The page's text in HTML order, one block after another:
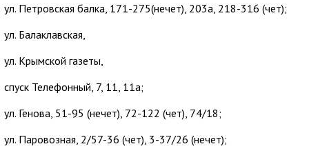
ул. Петровская балка, 171-275(нечет), 203а, 218-316 (чет);
ул. Балаклавская,
ул. Крымской газеты,
спуск Телефонный, 7, 11, 11а;
ул. Генова, 51-95 (нечет), 72-122 (чет), 74/18;
ул. Паровозная, 2/57-36 (чет), 3-37/26 (нечет);